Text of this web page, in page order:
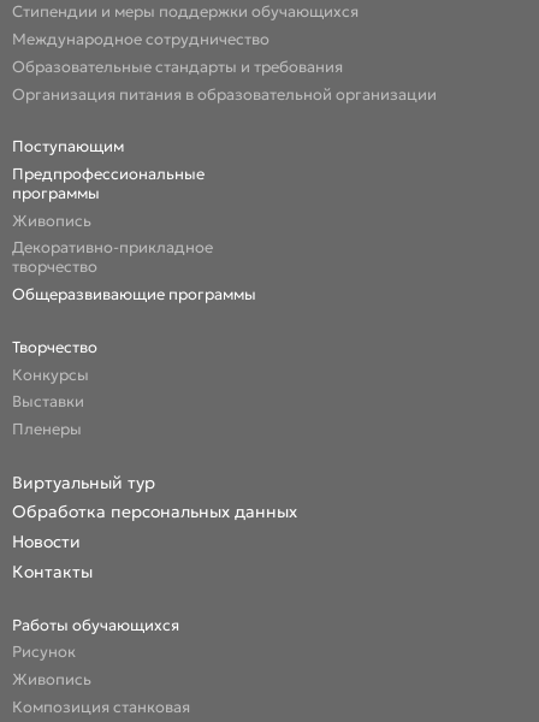
Стипендии и меры поддержки обучающихся
Международное сотрудничество
Образовательные стандарты и требования
Организация питания в образовательной организации
Поступающим
Предпрофессиональные
программы
Живопись
Декоративно-прикладное
творчество
Общеразвивающие программы
Творчество
Конкурсы
Выставки
Пленеры
Виртуальный тур
Обработка персональных данных
Новости
Контакты
Работы обучающихся
Рисунок
Живопись
Композиция станковая